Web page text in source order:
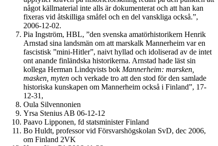
något källmaterial inte alls är dokumenterat och att han kan
fixeras vid åtskilliga småfel och en del vanskliga också.”,
2006-12-02.
Pia Ingström, HBL, ”den svenska amatörhistorikern Henrik
Arnstad sina landsmän om att marskalk Mannerheim var en
fascistisk ”mini-Hitler”, naivt hyllad och idoliserad av de intet
ont anande finländska historikerna. Arnstad hade läst sin
kollega Herman Lindqvists bok Mannerheim: marsken,
masken, myten och verkade tro att den stod för den samlade
historiska kunskapen om Mannerheim också i Finland”, 17-
12-31,
Oula Silvennonien
Yrsa Stenius AB 06-12-12
Paavo Lipponen, fd statsminister Finland
Bo Huldt, professor vid Försvarshögskolan SvD, dec 2006,
om Finland 2VK